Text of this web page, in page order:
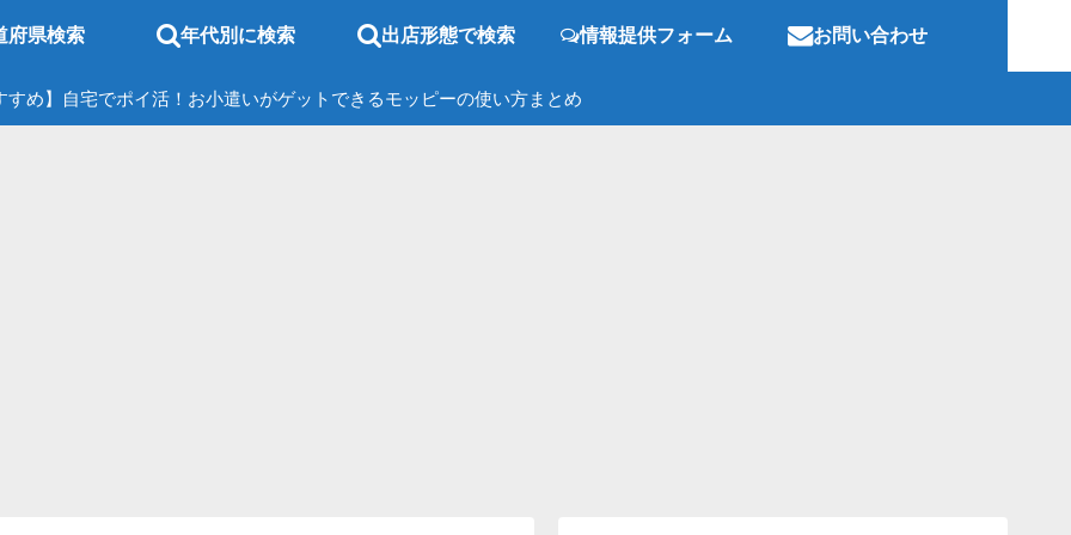
府県検索 年代別に検索 出店形態で検索 情報提供フォーム お問い合わせ
すめ】自宅でポイ活！お小遣いがゲットできるモッピーの使い方まとめ